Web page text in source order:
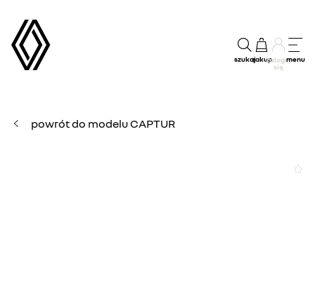
szukajzakupZaloguj
się
menu
powrót do modelu CAPTUR